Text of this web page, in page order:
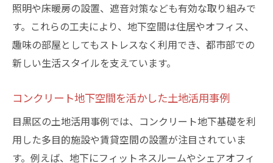
照明や床暖房の設置、遮音対策なども有効な取り組みで
す。これらの工夫により、地下空間は住居やオフィス、
趣味の部屋としてもストレスなく利用でき、都市部での
新しい生活スタイルを支えています。
コンクリート地下空間を活かした土地活用事例
目黒区の土地活用事例では、コンクリート地下基礎を利
用した多目的施設や賃貸空間の設置が注目されていま
す。例えば、地下にフィットネスルームやシェアオフィ